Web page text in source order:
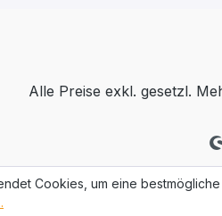
Alle Preise exkl. gesetzl.
Cookies, um eine